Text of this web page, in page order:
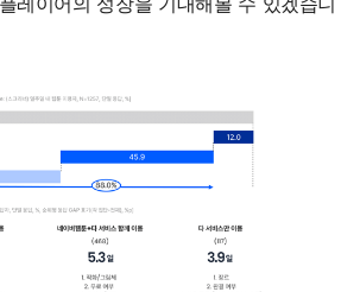
레이어의 성장을 기대해볼 수 있겠습니